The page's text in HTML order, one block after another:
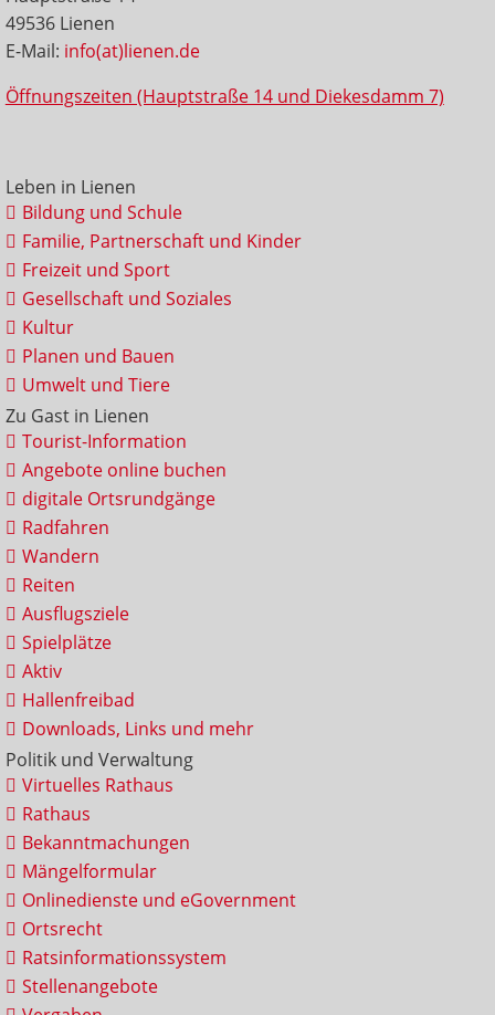
49536 Lienen
E-Mail: info(at)lienen.de
Öffnungszeiten (Hauptstraße 14 und Diekesdamm 7)
Leben in Lienen
Bildung und Schule
Familie, Partnerschaft und Kinder
Freizeit und Sport
Gesellschaft und Soziales
Kultur
Planen und Bauen
Umwelt und Tiere
Zu Gast in Lienen
Tourist-Information
Angebote online buchen
digitale Ortsrundgänge
Radfahren
Wandern
Reiten
Ausflugsziele
Spielplätze
Aktiv
Hallenfreibad
Downloads, Links und mehr
Politik und Verwaltung
Virtuelles Rathaus
Rathaus
Bekanntmachungen
Mängelformular
Onlinedienste und eGovernment
Ortsrecht
Ratsinformationssystem
Stellenangebote